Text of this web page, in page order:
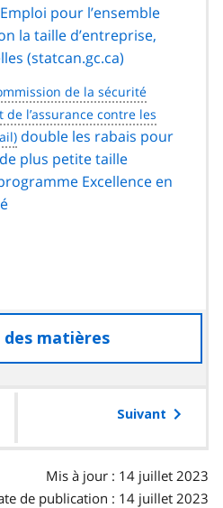
pour l’ensemble
la taille d’entreprise,
(statcan.gc.ca)
double les rabais pour
plus petite taille
Excellence en
des matières
à
table
Suivant
Mis à jour : 14 juillet 2023
de publication : 14 juillet 2023